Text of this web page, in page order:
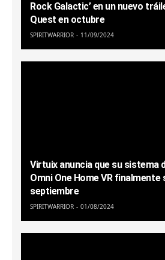
Rock Galactic’ en un nuevo
Quest en octubre
SPIRITWARRIOR 11/09/2024
Virtuix anuncia que su sistema
Omni One Home VR finalmente
septiembre
SPIRITWARRIOR 01/08/2024